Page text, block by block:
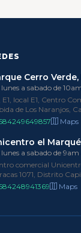
Cerro
lunes a sabado de
E1, local E1, Centro
de Los Naranjos,
Maps
el
lunes a sabado de
comercial
1071, Distrito
Maps